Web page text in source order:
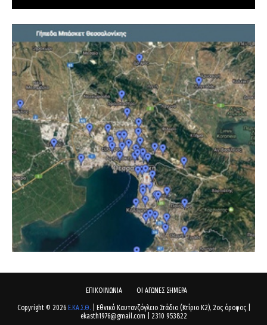
ΕΠΙΚΟΙΝΩΝΙΑ ΟΙ ΑΓΩΝΕΣ ΣΗΜΕΡΑ
Copyright © 2026 Ε.ΚΑ.Σ.Θ.| Εθνικό Καυτανζόγλειο Στάδιο (Κτίριο Κ2), 2ος όροφος |
ekasth1976@gmail.com | 2310 953822